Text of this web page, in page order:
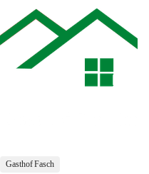
Gasthof Fasch